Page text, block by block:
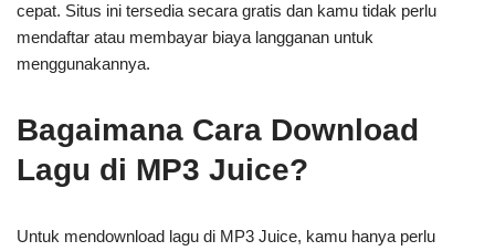
cepat. Situs ini tersedia secara gratis dan kamu tidak perlu
mendaftar atau membayar biaya langganan untuk
menggunakannya.
Bagaimana Cara Download
Lagu di MP3 Juice?
Untuk mendownload lagu di MP3 Juice, kamu hanya perlu